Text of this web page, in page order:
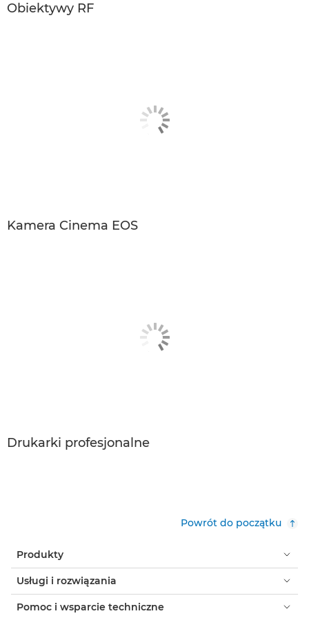
Obiektywy RF
Kamera Cinema EOS
Drukarki profesjonalne
Powrót do początku
Produkty
Usługi i rozwiązania
Pomoc i wsparcie techniczne